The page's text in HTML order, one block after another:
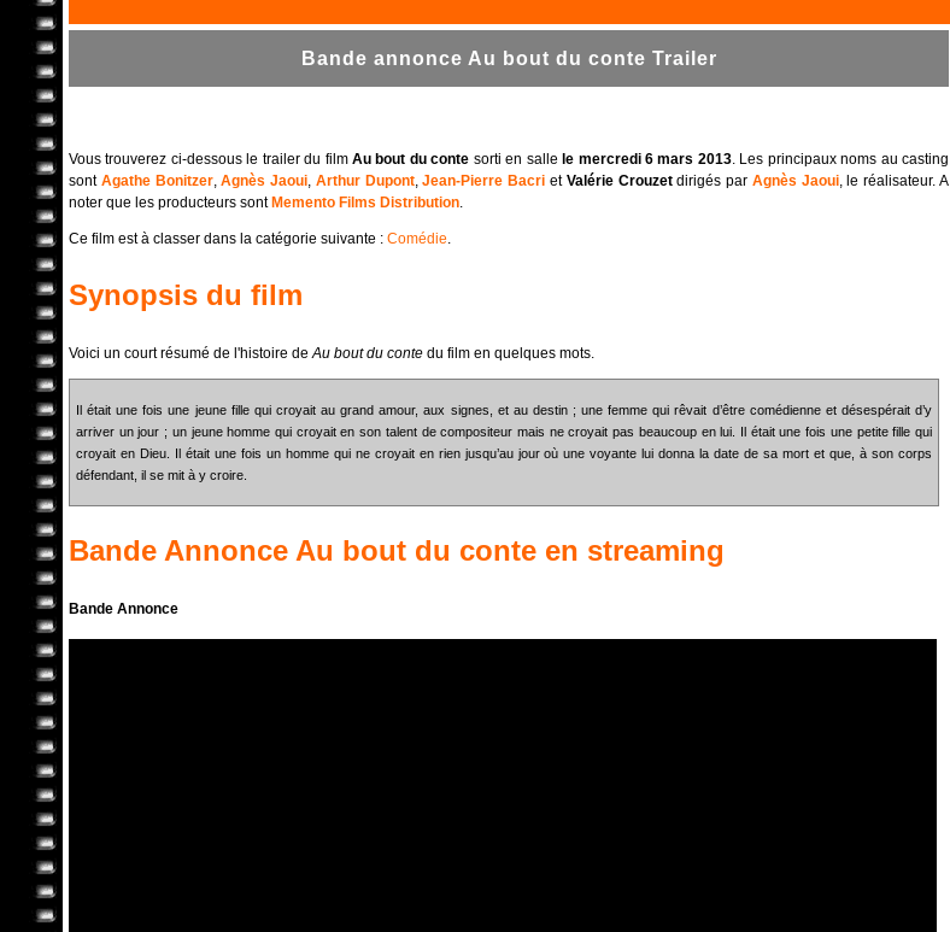
Bande annonce Au bout du conte Trailer
Vous trouverez ci-dessous le trailer du filmAu bout du conte sorti en salle le mercredi 6 mars 2013. Les principaux noms au casting
sont Agathe Bonitzer,Agnès Jaoui, Arthur Dupont,Jean-Pierre Bacri et Valérie Crouzetdirigés par Agnès Jaoui, le réalisateur. A
noter que les producteurs sont Memento Films Distribution.
Ce film est à classer dans la catégorie suivante : Comédie.
Synopsis du film
Voici un court résumé de l'histoire deAu bout du conte du film en quelques mots.
Il était une fois une jeune fille qui croyait au grand amour, aux signes, et au destin ; une femme qui rêvait d’être comédienne et désespérait d’y
arriver un jour ; un jeune homme qui croyait en son talent de compositeur mais ne croyait pas beaucoup en lui. Il était une fois une petite fille qui
croyait en Dieu. Il était une fois un homme qui ne croyait en rien jusqu’au jour où une voyante lui donna la date de sa mort et que, à son corps
défendant, il se mit à y croire.
Bande Annonce Au bout du conte en streaming
Bande Annonce